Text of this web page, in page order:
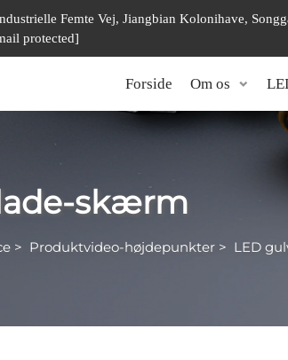
Femte Vej, Jiangbian Kolonihave,
protected]
Forside Om os
skærm
> Produktvideo-højdepunkter > LED